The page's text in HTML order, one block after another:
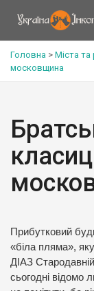
Головна > Міста та
московщина
Прибутковий
«біла пляма»,
ДІАЗ
сьогодні відомо